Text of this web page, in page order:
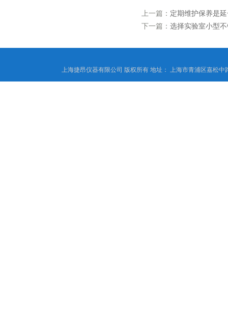
上一篇： 定期维护保养是
下一篇： 选择实验室小型
上海捷昂仪器有限公司 版权所有 地址： 上海市青浦区嘉松中